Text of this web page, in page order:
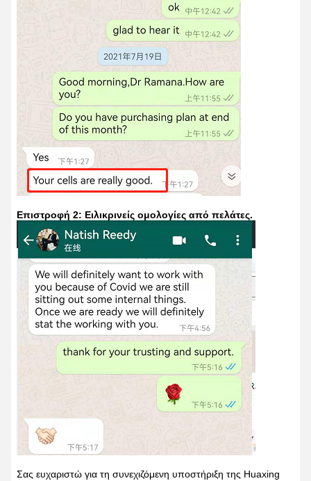
Επιστροφή 2: Ειλικρινείς ομολογίες από πελάτες.
Σας ευχαριστώ για τη συνεχιζόμενη υποστήριξη της Huaxing